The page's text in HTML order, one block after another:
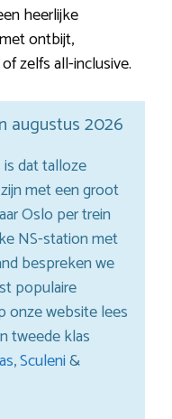
heerlijke
ontbijt,
zelfs all-inclusive.
augustus 2026
dat talloze
met een groot
Oslo per trein
NS-station met
bespreken we
populaire
onze website lees
tweede klas
,Sculeni&